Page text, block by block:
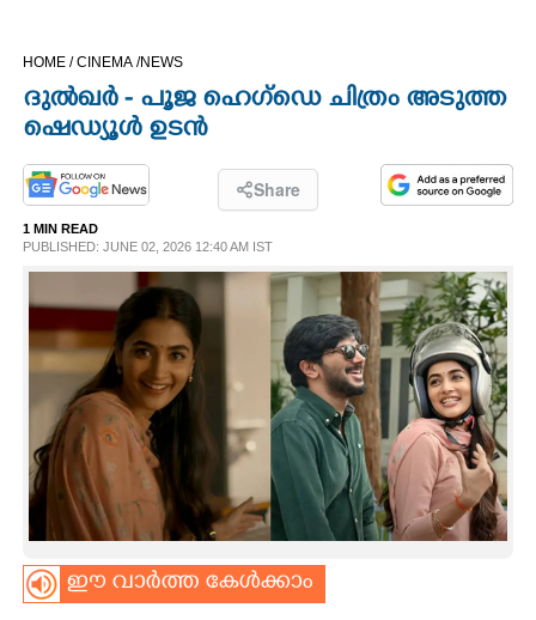
SPIRITUAL
INFO+
ART
ASTRO
HOME /CINEMA /NEWS
ദുൽഖർ - പൂജ ഹെഗ്ഡെ ചിത്രം അടുത്ത
ഷെഡ്യൂൾ ഉടൻ
Share
1 MIN READ
PUBLISHED: JUNE 02, 2026 12:40 AM IST
ഈ വാർത്ത കേൾക്കാം